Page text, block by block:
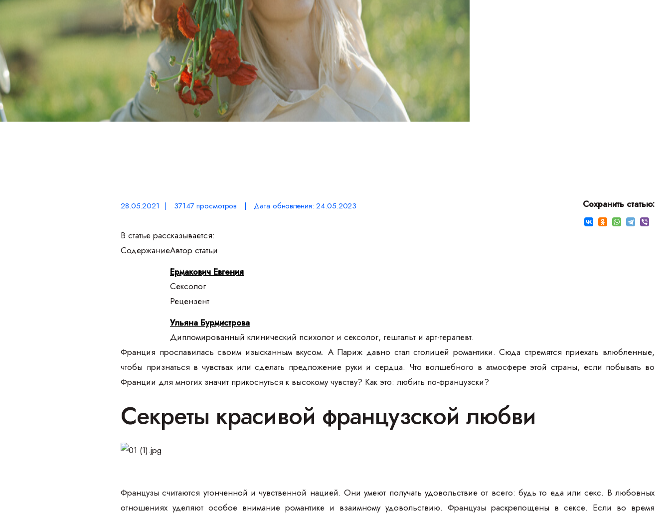
28.05.2021 | 37147 просмотров | Дата обновления: 24.05.2023 Сохранить статью:
В статье рассказывается:
СодержаниеАвтор статьи
Ермакович Евгения
Сексолог
Рецензент
Ульяна Бурмистрова
Дипломированный клинический психолог и сексолог, гештальт и арт-терапевт.
Франция прославилась своим изысканным вкусом. А Париж давно стал столицей романтики. Сюда стремятся приехать влюбленные,
чтобы признаться в чувствах или сделать предложение руки и сердца. Что волшебного в атмосфере этой страны, если побывать во
Франции для многих значит прикоснуться к высокому чувству? Как это: любить по-французски?
Секреты красивой французской любви
Французы считаются утонченной и чувственной нацией. Они умеют получать удовольствие от всего: будь то еда или секс. В любовных
отношениях уделяют особое внимание романтике и взаимному удовольствию. Французы раскрепощены в сексе. Если во время